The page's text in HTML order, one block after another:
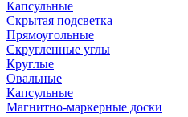
Капсульные
Скрытая подсветка
Прямоугольные
Скругленные углы
Круглые
Овальные
Капсульные
Магнитно-маркерные доски